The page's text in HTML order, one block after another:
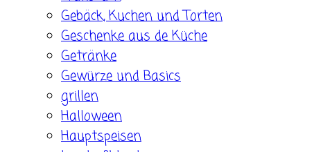
Gebäck, Kuchen und Torten
Geschenke aus de Küche
Getränke
Gewürze und Basics
grillen
Halloween
Hauptspeisen